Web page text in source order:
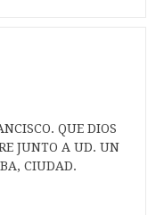
QUE DIOS
JUNTO A UD. UN
CIUDAD.